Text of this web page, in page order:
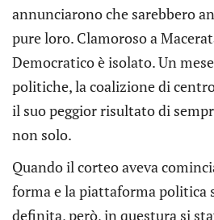
annunciarono che sarebbero
pure loro. Clamoroso a
Democratico è isolato. Un
politiche, la coalizione di
il suo peggior risultato di
non solo.
Quando il corteo aveva
forma e la piattaforma politica
definita, però, in questura si